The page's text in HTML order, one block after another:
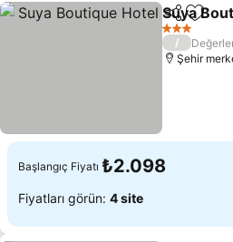
Paylaş
Suya
3 Yıldız
/
Şehir
Başlangıç Fiyatı ₺2.098
Fiyatları görün: 4 site